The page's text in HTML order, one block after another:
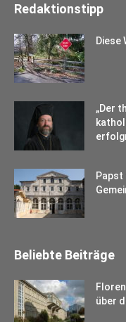
Redaktionstipp
Diese
„Der
Papst
Beliebte Beiträge
über